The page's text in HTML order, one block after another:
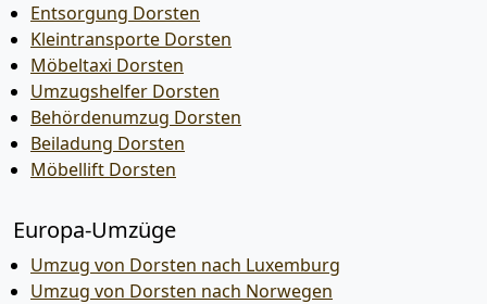
Entsorgung Dorsten
Kleintransporte Dorsten
Möbeltaxi Dorsten
Umzugshelfer Dorsten
Behördenumzug Dorsten
Beiladung Dorsten
Möbellift Dorsten
Europa-Umzüge
Umzug von Dorsten nach Luxemburg
Umzug von Dorsten nach Norwegen